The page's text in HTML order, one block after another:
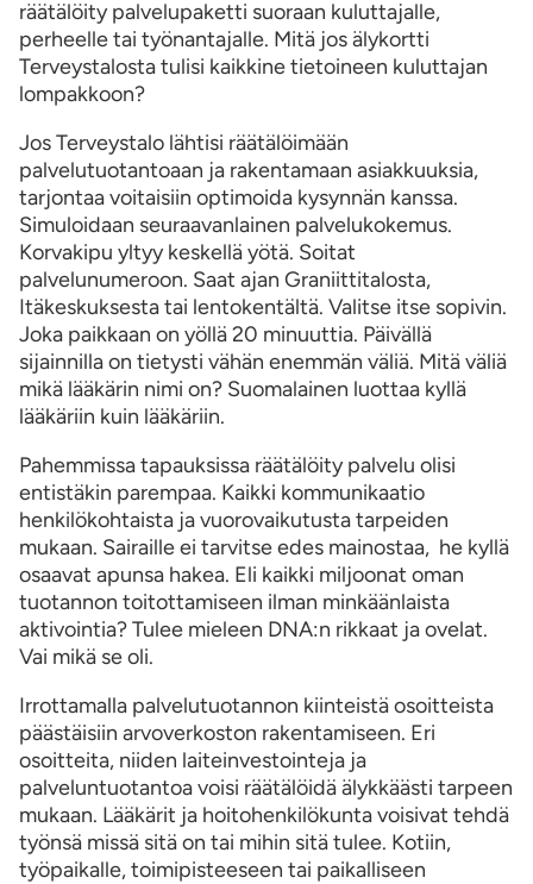
räätälöity palvelupaketti suoraan kuluttajalle,
perheelle tai työnantajalle. Mitä jos älykortti
Terveystalosta tulisi kaikkine tietoineen kuluttajan
lompakkoon?
Jos Terveystalo lähtisi räätälöimään
palvelutuotantoaan ja rakentamaan asiakkuuksia,
tarjontaa voitaisiin optimoida kysynnän kanssa.
Simuloidaan seuraavanlainen palvelukokemus.
Korvakipu yltyy keskellä yötä. Soitat
palvelunumeroon. Saat ajan Graniittitalosta,
Itäkeskuksesta tai lentokentältä. Valitse itse sopivin.
Joka paikkaan on yöllä 20 minuuttia. Päivällä
sijainnilla on tietysti vähän enemmän väliä. Mitä väliä
mikä lääkärin nimi on? Suomalainen luottaa kyllä
lääkäriin kuin lääkäriin.
Pahemmissa tapauksissa räätälöity palvelu olisi
entistäkin parempaa. Kaikki kommunikaatio
henkilökohtaista ja vuorovaikutusta tarpeiden
mukaan. Sairaille ei tarvitse edes mainostaa, he kyllä
osaavat apunsa hakea. Eli kaikki miljoonat oman
tuotannon toitottamiseen ilman minkäänlaista
aktivointia? Tulee mieleen DNA:n rikkaat ja ovelat.
Vai mikä se oli.
Irrottamalla palvelutuotannon kiinteistä osoitteista
päästäisiin arvoverkoston rakentamiseen. Eri
osoitteita, niiden laiteinvestointeja ja
palveluntuotantoa voisi räätälöidä älykkäästi tarpeen
mukaan. Lääkärit ja hoitohenkilökunta voisivat tehdä
työnsä missä sitä on tai mihin sitä tulee. Kotiin,
työpaikalle, toimipisteeseen tai paikalliseen